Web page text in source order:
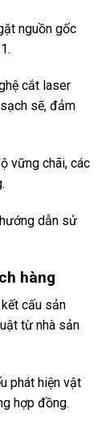
nguồn gốc
cắt laser
sẽ, đảm
vững chãi, các
dẫn sử
hàng
cấu sản
từ nhà sản
phát hiện vật
hợp đồng.